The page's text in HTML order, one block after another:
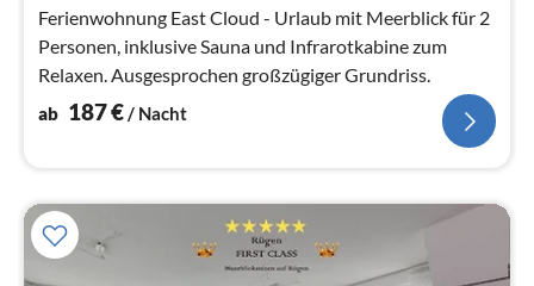
Ferienwohnung East Cloud - Urlaub mit Meerblick für 2
Personen, inklusive Sauna und Infrarotkabine zum
Relaxen. Ausgesprochen großzügiger Grundriss.
ab 187€/ Nacht